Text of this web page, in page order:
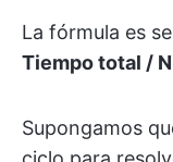
La fórmula es
Tiempo total /
Supongamos